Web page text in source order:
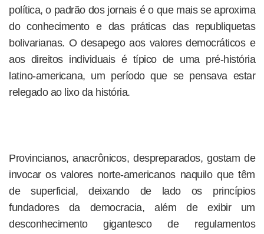
política, o padrão dos jornais é o que mais se aproxima
do conhecimento e das práticas das republiquetas
bolivarianas. O desapego aos valores democráticos e
aos direitos individuais é típico de uma pré-história
latino-americana, um período que se pensava estar
relegado ao lixo da história.
Provincianos, anacrônicos, despreparados, gostam de
invocar os valores norte-americanos naquilo que têm
de superficial, deixando de lado os princípios
fundadores da democracia, além de exibir um
desconhecimento gigantesco de regulamentos